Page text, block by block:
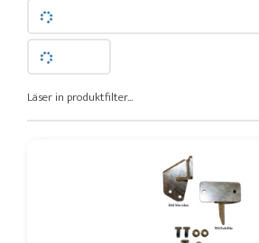
Läser in produktfilter...